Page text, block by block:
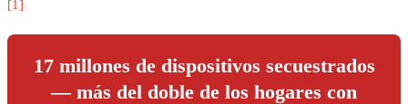
[1]
17 millones de dispositivos secuestrados
— más del doble de los hogares con